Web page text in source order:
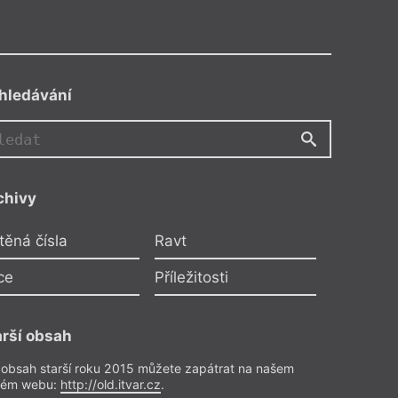
žurnální a k tomu ještě ta
česká!
zlobím se na Sovu a na
– Dokumenty
čísla Ravt
Příležitosti
obsah
starší roku 2015 můžete zapátrat na našem
webu: http://old.itvar.cz.